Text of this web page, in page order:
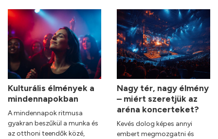
Kulturális élmények a
mindennapokban
A mindennapok ritmusa
gyakran beszűkül a munka és
az otthoni teendők közé,
Nagy tér, nagy élmény
– miért szeretjük az
aréna koncerteket?
Kevés dolog képes annyi
embert megmozgatni és